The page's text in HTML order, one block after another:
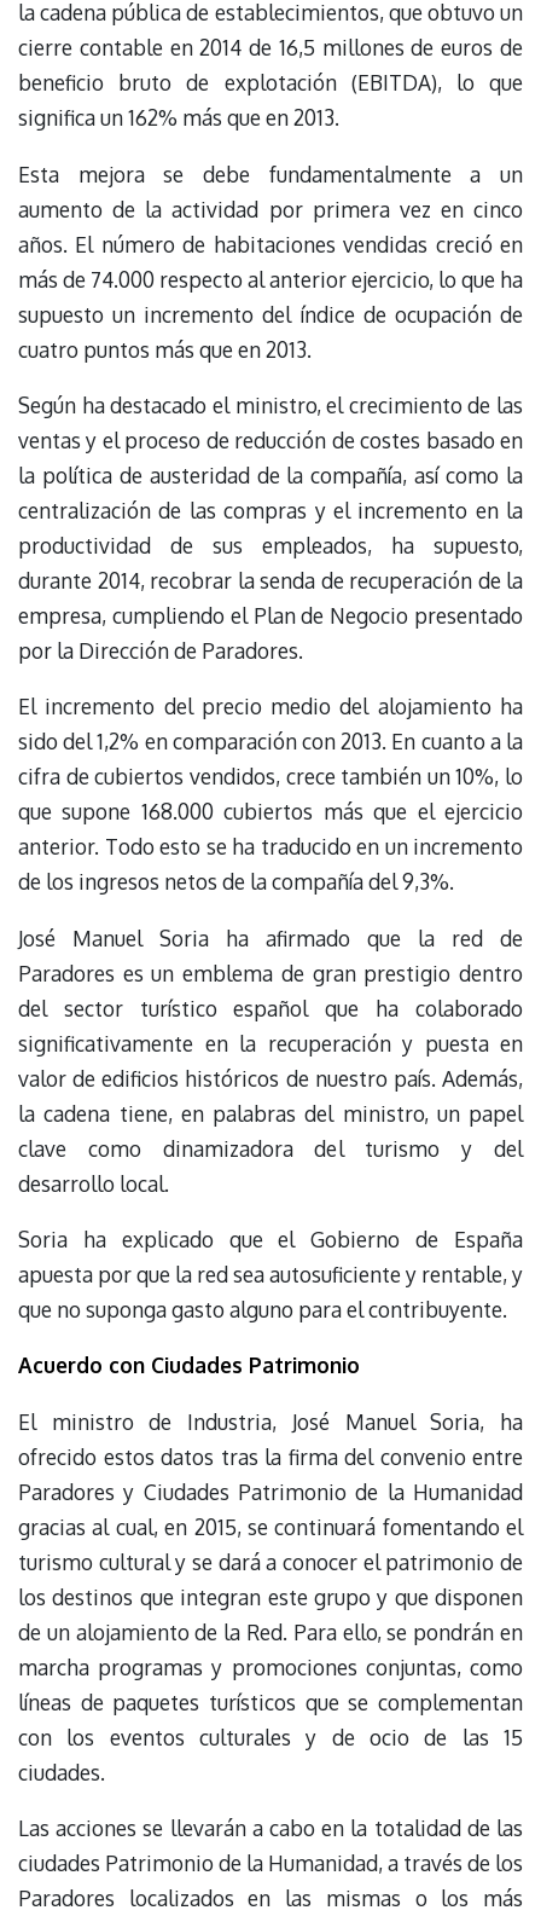
la cadena pública de establecimientos, que obtuvo un
cierre contable en 2014 de 16,5 millones de euros de
beneficio bruto de explotación (EBITDA), lo que
significa un 162% más que en 2013.
Esta mejora se debe fundamentalmente a un
aumento de la actividad por primera vez en cinco
años. El número de habitaciones vendidas creció en
más de 74.000 respecto al anterior ejercicio, lo que ha
supuesto un incremento del índice de ocupación de
cuatro puntos más que en 2013.
Según ha destacado el ministro, el crecimiento de las
ventas y el proceso de reducción de costes basado en
la política de austeridad de la compañía, así como la
centralización de las compras y el incremento en la
productividad de sus empleados, ha supuesto,
durante 2014, recobrar la senda de recuperación de la
empresa, cumpliendo el Plan de Negocio presentado
por la Dirección de Paradores.
El incremento del precio medio del alojamiento ha
sido del 1,2% en comparación con 2013. En cuanto a la
cifra de cubiertos vendidos, crece también un 10%, lo
que supone 168.000 cubiertos más que el ejercicio
anterior. Todo esto se ha traducido en un incremento
de los ingresos netos de la compañía del 9,3%.
José Manuel Soria ha afirmado que la red de
Paradores es un emblema de gran prestigio dentro
del sector turístico español que ha colaborado
significativamente en la recuperación y puesta en
valor de edificios históricos de nuestro país. Además,
la cadena tiene, en palabras del ministro, un papel
clave como dinamizadora del turismo y del
desarrollo local.
Soria ha explicado que el Gobierno de España
apuesta por que la red sea autosuficiente y rentable, y
que no suponga gasto alguno para el contribuyente.
Acuerdo con Ciudades Patrimonio
El ministro de Industria, José Manuel Soria, ha
ofrecido estos datos tras la firma del convenio entre
Paradores y Ciudades Patrimonio de la Humanidad
gracias al cual, en 2015, se continuará fomentando el
turismo cultural y se dará a conocer el patrimonio de
los destinos que integran este grupo y que disponen
de un alojamiento de la Red. Para ello, se pondrán en
marcha programas y promociones conjuntas, como
líneas de paquetes turísticos que se complementan
con los eventos culturales y de ocio de las 15
ciudades.
Las acciones se llevarán a cabo en la totalidad de las
ciudades Patrimonio de la Humanidad, a través de los
Paradores localizados en las mismas o los más